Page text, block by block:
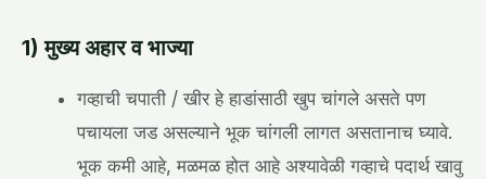
1) मुख्य अहार व भाज्या
गव्हाची चपाती / खीर हे हाडांसाठी खुप चांगले असते पण
पचायला जड असल्याने भूक चांगली लागत असतानाच घ्यावे.
भूक कमी आहे, मळमळ होत आहे अश्यावेळी गव्हाचे पदार्थ खावु